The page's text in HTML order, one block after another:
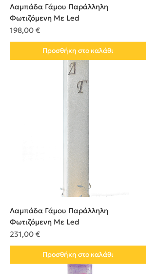
Λαμπάδα Γάμου Παράλληλη
Φωτιζόμενη Με Led
Τιμή
198,00 €
Προσθήκη στο καλάθι
Λαμπάδα Γάμου Παράλληλη
Φωτιζόμενη Με Led
Τιμή
231,00 €
Προσθήκη στο καλάθι